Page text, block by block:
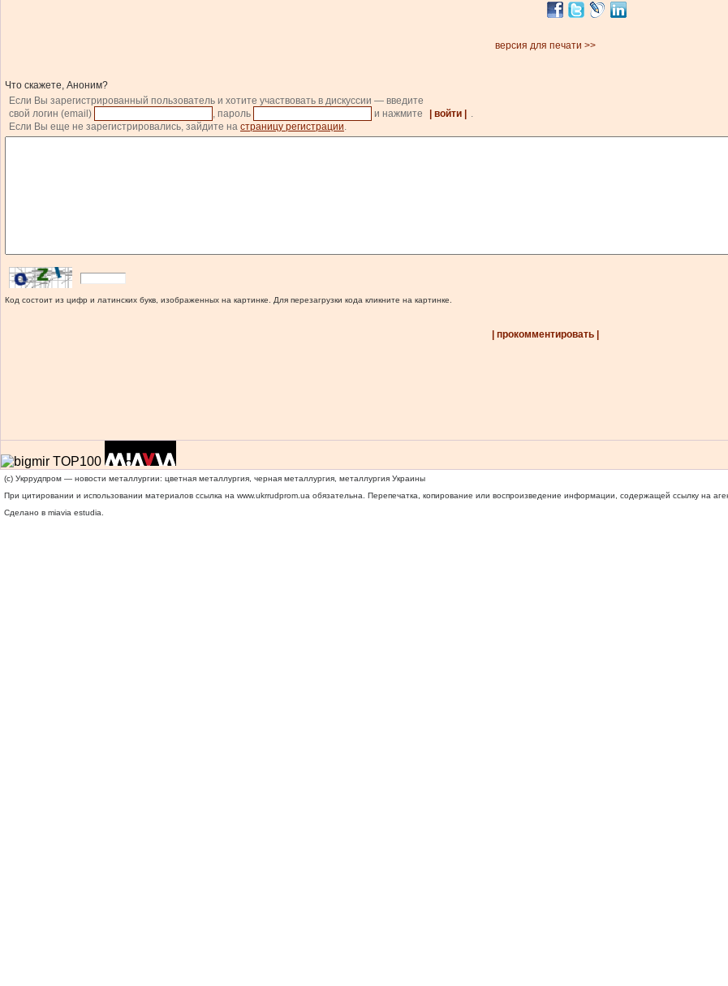
версия для печати >>
Что скажете, Аноним?
Если Вы зарегистрированный пользователь и хотите участвовать в дискуссии — введите
свой логин (email)
, пароль и нажмите | войти |
.
Если Вы еще не зарегистрировались, зайдите на страницу регистрации.
Код состоит из цифр и латинских букв, изображенных на картинке. Для перезагрузки кода кликните на картинке.
| прокомментировать |
(c) Укррудпром — новости металлургии: цветная металлургия, черная металлургия, металлургия Украины
При цитировании и использовании материалов ссылка на www.ukrrudprom.ua обязательна. Перепечатка, копирование или воспроизведение информации, содержащей ссылку на
Сделано в miavia estudia.